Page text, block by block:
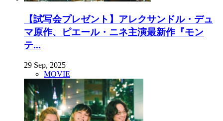
【試写会プレゼント】アレクサンドル・デュ
マ原作、ピエール・ニネ主演最新作『モン
テ...
29 Sep, 2025
MOVIE